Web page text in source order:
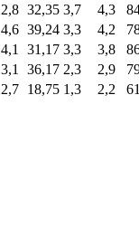
2,8 32,35 3,7 4,3
4,6 39,24 3,3 4,2
4,1 31,17 3,3 3,8
3,1 36,17 2,3 2,9
2,7 18,75 1,3 2,2